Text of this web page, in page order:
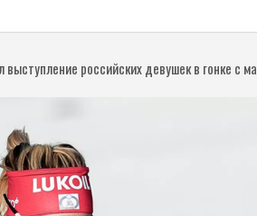
российских девушек в гонке с